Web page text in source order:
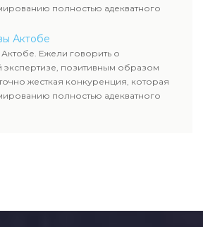
полностью адекватного
Актобе
Ежели говорить о
экспертизе, позитивным образом
жесткая конкуренция, которая
полностью адекватного